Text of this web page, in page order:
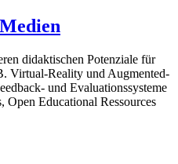
didaktischen Potenziale für
Virtual-Reality und Augmented-
und Evaluationssysteme
Open Educational Ressources